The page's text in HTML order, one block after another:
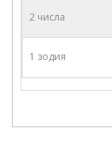
2 числа
1 зодия